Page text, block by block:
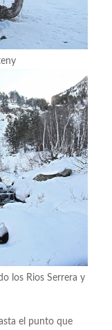
los Rios Serrera y
el punto que